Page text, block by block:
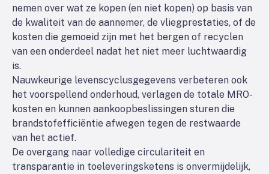
nemen over wat ze kopen (en niet kopen) op basis van
de kwaliteit van de aannemer, de vliegprestaties, of de
kosten die gemoeid zijn met het bergen of recyclen
van een onderdeel nadat het niet meer luchtwaardig
is.
Nauwkeurige levenscyclusgegevens verbeteren ook
het voorspellend onderhoud, verlagen de totale MRO-
kosten en kunnen aankoopbeslissingen sturen die
brandstofefficiëntie afwegen tegen de restwaarde
van het actief.
De overgang naar volledige circulariteit en
transparantie in toeleveringsketens is onvermijdelijk,